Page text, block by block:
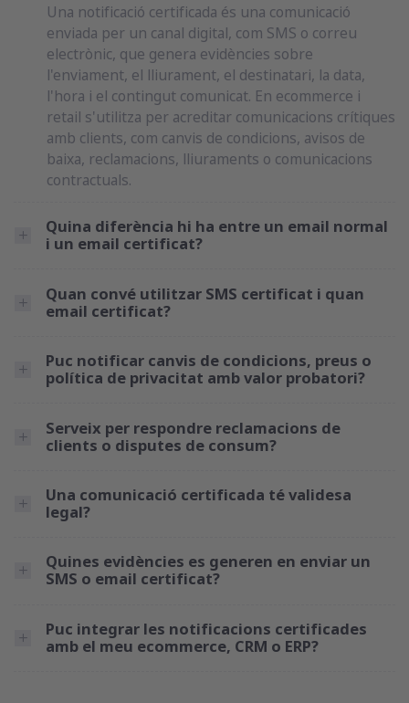
Una notificació certificada és una comunicació
enviada per un canal digital, com SMS o correu
electrònic, que genera evidències sobre
l'enviament, el lliurament, el destinatari, la data,
l'hora i el contingut comunicat. En ecommerce i
retail s'utilitza per acreditar comunicacions crítiques
amb clients, com canvis de condicions, avisos de
baixa, reclamacions, lliuraments o comunicacions
contractuals.
Quina diferència hi ha entre un email normal
i un email certificat?
Quan convé utilitzar SMS certificat i quan
email certificat?
Puc notificar canvis de condicions, preus o
política de privacitat amb valor probatori?
Serveix per respondre reclamacions de
clients o disputes de consum?
Una comunicació certificada té validesa
legal?
Quines evidències es generen en enviar un
SMS o email certificat?
Puc integrar les notificacions certificades
amb el meu ecommerce, CRM o ERP?